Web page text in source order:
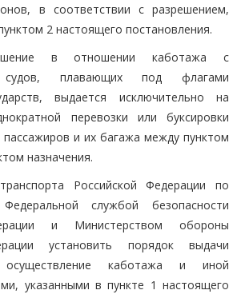
в соответствии с разрешением,
2 настоящего постановления.
в отношении каботажа с
судов, плавающих под флагами
выдается исключительно на
перевозки или буксировки
пассажиров и их багажа между пунктом
назначения.
Российской Федерации по
службой безопасности
и Министерством обороны
установить порядок выдачи
каботажа и иной
указанными в пункте 1 настоящего